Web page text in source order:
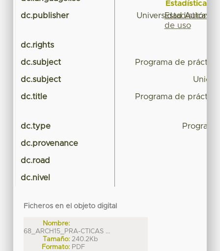
dc.publisher Universidad
dc.rights
dc.subject Programa de
dc.subject
dc.title Programa de
dc.type
dc.provenance
dc.road
dc.nivel
Ficheros en el objeto digital
Nombre:
68_ARCH15_PRA-CTICAS ...
Tamaño: 240.2Kb
Formato: PDF
Estadísticas
Estadísticas
de uso